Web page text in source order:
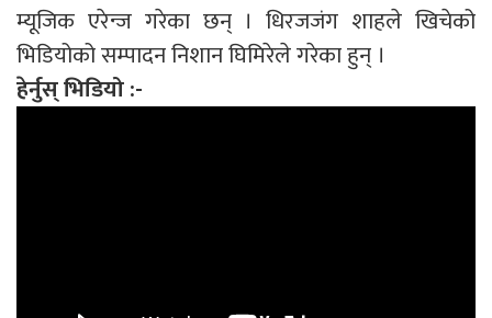
म्यूजिक एरेन्ज गरेका छन् । धिरजजंग शाहले खिचेको
भिडियोको सम्पादन निशान घिमिरेले गरेका हुन् ।
हेर्नुस् भिडियो :-